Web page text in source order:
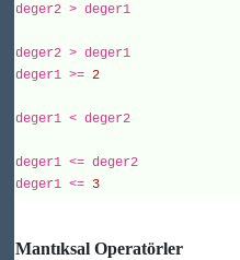
deger2 > deger1
deger2 > deger1
deger1 >= 2
deger1 < deger2
deger1 <= deger2
deger1 <= 3
Mantıksal Operatörler